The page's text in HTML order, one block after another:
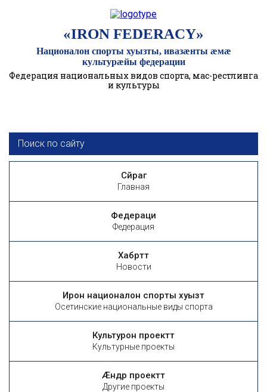
«IRON FEDERACY»
Националон спорты хуызты, ивазӕнты ӕмӕ
культурӕйы федерации
Федерация национальных видов спорта, мас-рестлинга
и культуры
Сӕйраг
Главная
Федераци
Федерация
Хабӕрттӕ
Новости
Ирон националон спорты хуызтӕ
Осетинские национальные виды спорта
Культурон проекттӕ
Культурные проекты
Æндӕр проекттӕ
Другие проекты